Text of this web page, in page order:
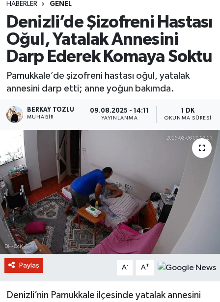
HABERLER GENEL
Denizli’de Şizofreni Hastası
Oğul, Yatalak Annesini
Darp Ederek Komaya Soktu
Pamukkale’de şizofreni hastası oğul, yatalak
annesini darp etti; anne yoğun bakımda.
BERKAY TOZLU
MUHABIR
09.08.2025 - 14:11
YAYINLANMA
1 DK
OKUNMA SÜRESI
Paylaş A- A+
Denizli’nin Pamukkale ilçesinde yatalak annesini